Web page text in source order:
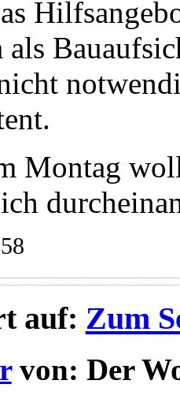
als
Montag
auf: Zum
von: Der